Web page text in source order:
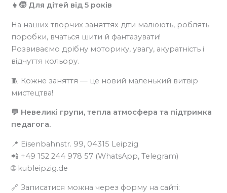
👧🧒 Для дітей від 5 років
На наших творчих заняттях діти малюють, роблять
поробки, вчаться шити й фантазувати!
Розвиваємо дрібну моторику, увагу, акуратність і
відчуття кольору.
🧵 Кожне заняття — це новий маленький витвір
мистецтва!
💬 Невеликі групи, тепла атмосфера та підтримка
педагога.
📍 Eisenbahnstr. 99, 04315 Leipzig
📲 +49 152 244 978 57 (WhatsApp, Telegram)
🌐 kubleipzig.de
🔗 Записатися можна через форму на сайті: